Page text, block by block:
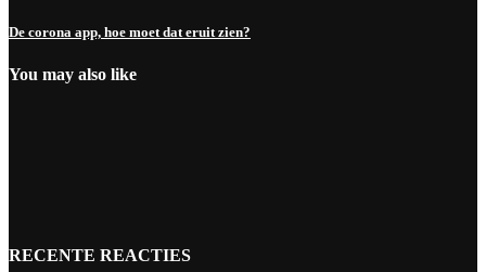
De corona app, hoe moet dat eruit zien?
You may also like
RECENTE REACTIES